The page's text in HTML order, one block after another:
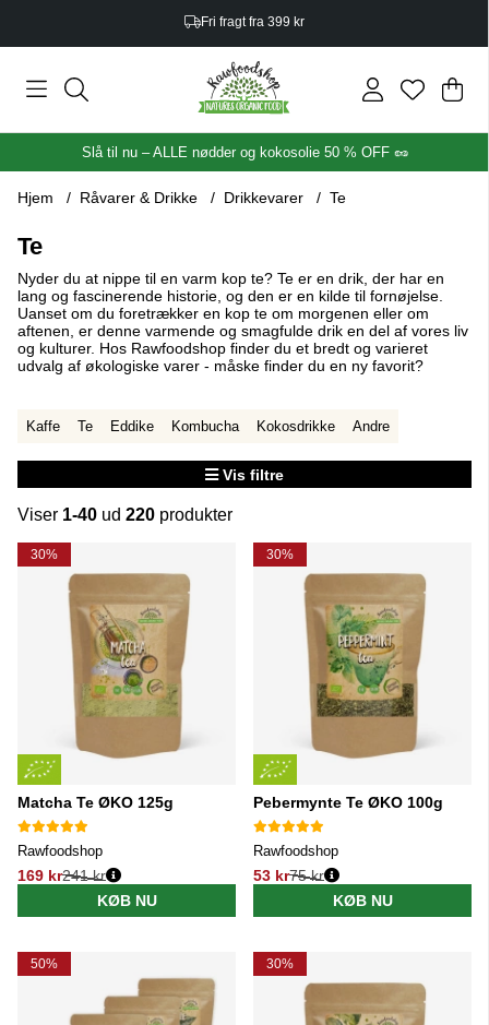
Hurtig levering – 1–3 hverdage
.
Slå til nu – ALLE nødder og kokosolie 50 % OFF 🥜
Hjem Råvarer & Drikke Drikkevarer Te
Te
Nyder du at nippe til en varm kop te? Te er en drik, der har en
lang og fascinerende historie, og den er en kilde til fornøjelse.
Uanset om du foretrækker en kop te om morgenen eller om
aftenen, er denne varmende og smagfulde drik en del af vores liv
og kulturer. Hos Rawfoodshop finder du et bredt og varieret
udvalg af økologiske varer - måske finder du en ny favorit?
Kaffe Te Eddike Kombucha Kokosdrikke Andre
Vis filtre
Viser 1-40 ud 220 produkter
Produkter
30%
Matcha Te ØKO 125g
Rawfoodshop
169 kr
Normalpris:
241 kr
KØB NU
30%
Pebermynte Te ØKO 100g
Rawfoodshop
53 kr
Normalpris:
75 kr
KØB NU
50% 30%